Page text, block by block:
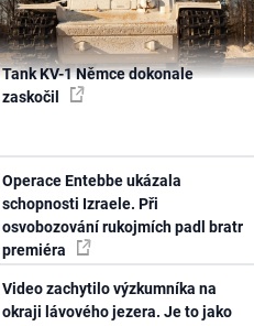
Tank KV-1 Němce dokonale
zaskočil
Operace Entebbe ukázala
schopnosti Izraele. Při
osvobozování rukojmích padl bratr
premiéra
Video zachytilo výzkumníka na
okraji lávového jezera. Je to jako